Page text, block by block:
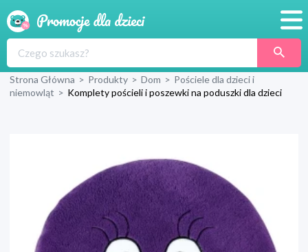
Produkty
Wyprawka
Strona Główna > Produkty > Dom > Pościele dla dzieci i
niemowląt > Komplety pościeli i poszewki na poduszki dla dzieci